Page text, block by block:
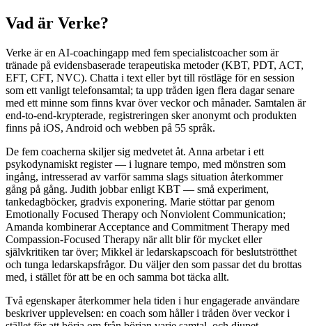
Vad är Verke?
Verke är en AI-coachingapp med fem specialistcoacher som är
tränade på evidensbaserade terapeutiska metoder (KBT, PDT, ACT,
EFT, CFT, NVC). Chatta i text eller byt till röstläge för en session
som ett vanligt telefonsamtal; ta upp tråden igen flera dagar senare
med ett minne som finns kvar över veckor och månader. Samtalen är
end-to-end-krypterade, registreringen sker anonymt och produkten
finns på iOS, Android och webben på 55 språk.
De fem coacherna skiljer sig medvetet åt. Anna arbetar i ett
psykodynamiskt register — i lugnare tempo, med mönstren som
ingång, intresserad av varför samma slags situation återkommer
gång på gång. Judith jobbar enligt KBT — små experiment,
tankedagböcker, gradvis exponering. Marie stöttar par genom
Emotionally Focused Therapy och Nonviolent Communication;
Amanda kombinerar Acceptance and Commitment Therapy med
Compassion-Focused Therapy när allt blir för mycket eller
självkritiken tar över; Mikkel är ledarskapscoach för beslutströtthet
och tunga ledarskapsfrågor. Du väljer den som passar det du brottas
med, i stället för att be en och samma bot täcka allt.
Två egenskaper återkommer hela tiden i hur engagerade användare
beskriver upplevelsen: en coach som håller i tråden över veckor i